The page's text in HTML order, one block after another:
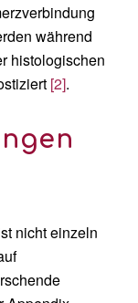
während
histologischen
[2].
nicht einzeln